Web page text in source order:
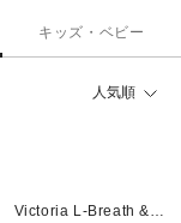
キッズ・ベビー
人気順
Victoria L-Breath &m